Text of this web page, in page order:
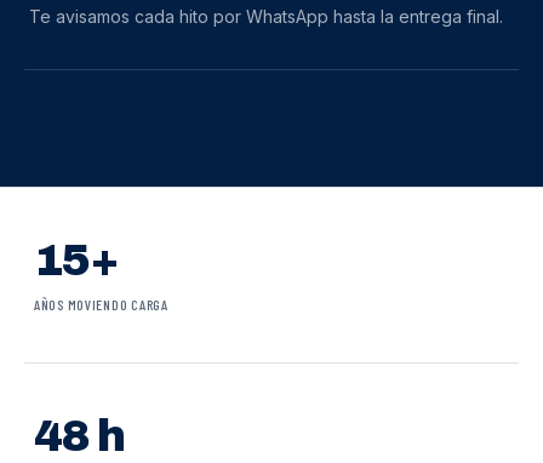
Te avisamos cada hito por WhatsApp hasta la entrega final.
15+
AÑOS MOVIENDO CARGA
48 h